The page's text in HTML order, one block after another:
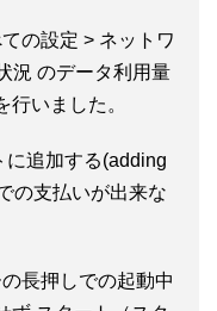
の設定 > ネットワ
況 のデータ利用量
いました。
に追加する(adding
の支払いが出来な
長押しでの起動中